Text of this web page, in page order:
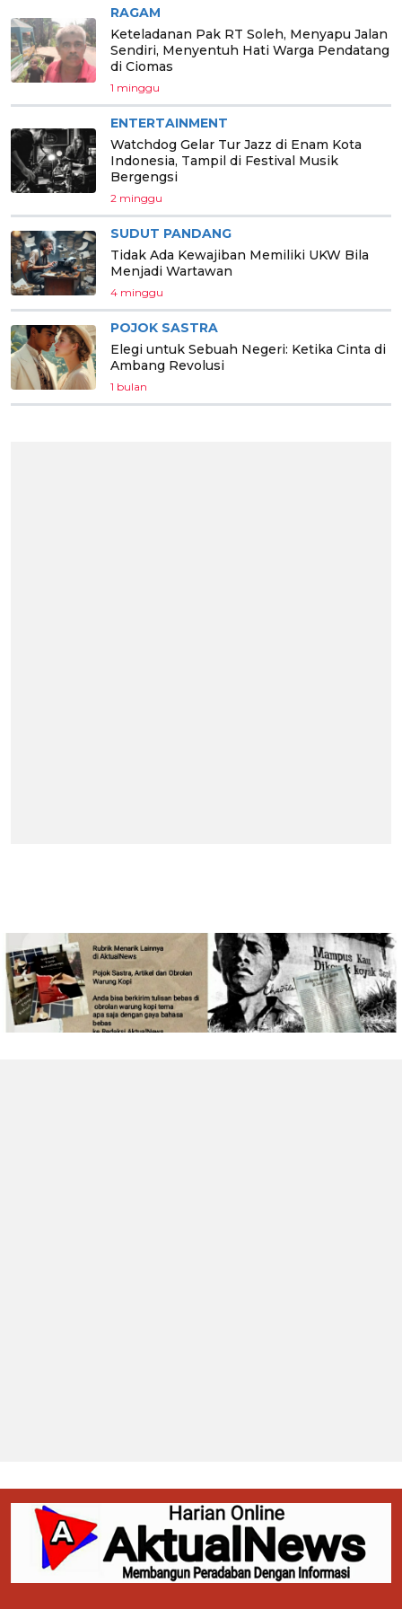
RAGAM
Keteladanan Pak RT Soleh, Menyapu Jalan
Sendiri, Menyentuh Hati Warga Pendatang
di Ciomas
1 minggu
ENTERTAINMENT
Watchdog Gelar Tur Jazz di Enam Kota
Indonesia, Tampil di Festival Musik
Bergengsi
2 minggu
SUDUT PANDANG
Tidak Ada Kewajiban Memiliki UKW Bila
Menjadi Wartawan
4 minggu
POJOK SASTRA
Elegi untuk Sebuah Negeri: Ketika Cinta di
Ambang Revolusi
1 bulan